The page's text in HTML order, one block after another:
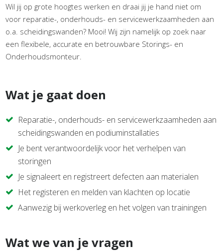
Wil jij op grote hoogtes werken en draai jij je hand niet om
voor reparatie-, onderhouds- en servicewerkzaamheden aan
o.a. scheidingswanden? Mooi! Wij zijn namelijk op zoek naar
een flexibele, accurate en betrouwbare Storings- en
Onderhoudsmonteur.
Wat je gaat doen
Reparatie-, onderhouds- en servicewerkzaamheden aan
scheidingswanden en podiuminstallaties
Je bent verantwoordelijk voor het verhelpen van
storingen
Je signaleert en registreert defecten aan materialen
Het registeren en melden van klachten op locatie
Aanwezig bij werkoverleg en het volgen van trainingen
Wat we van je vragen